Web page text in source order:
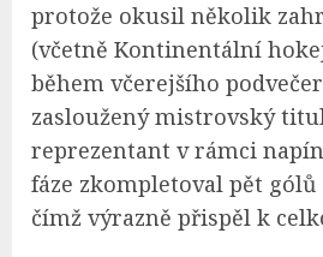
protože okusil několik
(včetně Kontinentální
během včerejšího
zasloužený mistrovský
reprezentant v rámci
fáze zkompletoval pět gólů
čímž výrazně přispěl k